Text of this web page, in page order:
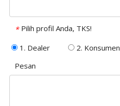
* Pilih profil Anda, TKS!
1. Dealer
2. Konsumen
Pesan